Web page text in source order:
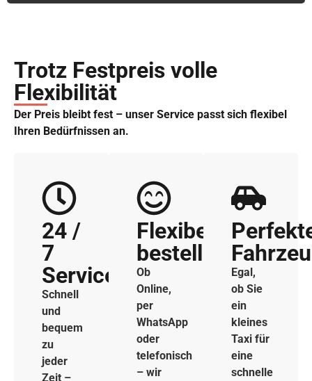
Trotz Festpreis volle
Flexibilität
Der Preis bleibt fest – unser Service passt sich flexibel
Ihren Bedürfnissen an.
24 /
7
Service
Schnell
und
bequem
zu
jeder
Zeit –
Flexibel
bestellen
Ob
Online,
per
WhatsApp
oder
telefonisch
– wir
Egal,
ob Sie
ein
kleines
Taxi für
eine
schnelle